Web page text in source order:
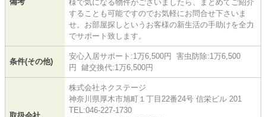
様で気になる物件がございましたら、まとめてご紹介
することも可能ですのでお気軽にお問合せ下さいま
せ。お部屋探しというお客様の新生活の手助けを全力
でサポート致します。
条件(その他)
安心入居サポート:1万6,500円 害虫防除:1万6,500
円 鍵交換代:1万6,500円
株式会社ネクステージ
神奈川県厚木市旭町１丁目22番24号 信栄ビル 201
TEL:046-227-1730